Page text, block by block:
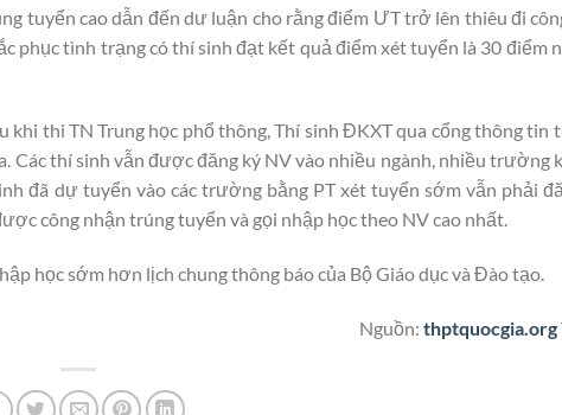
tuyển cao dẫn đến dư luận cho rằng điểm ƯT trở lên thiêu đi
phục tình trạng có thí sinh đạt kết quả điểm xét tuyển là 30 điểm
thi TN Trung học phổ thông, Thí sinh ĐKXT qua cổng thông tin
Các thí sinh vẫn được đăng ký NV vào nhiều ngành, nhiều trường
đã dự tuyển vào các trường bằng PT xét tuyển sớm vẫn phải
công nhận trúng tuyển và gọi nhập học theo NV cao nhất.
học sớm hơn lịch chung thông báo của Bộ Giáo dục và Đào tạo.
Nguồn: thptquocgia.org